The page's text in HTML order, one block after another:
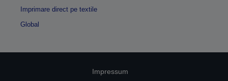
Imprimare direct pe textile
Global
Impressum